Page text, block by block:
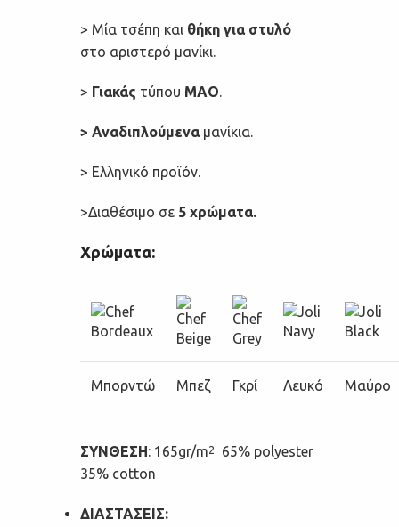
> Μία τσέπη και θήκη για στυλό
στο αριστερό μανίκι.
> Γιακάς τύπου ΜΑΟ.
> Αναδιπλούμεναμανίκια.
> Ελληνικό προϊόν.
>Διαθέσιμο σε 5 χρώματα.
Χρώματα:
Μπορντώ Μπεζ Γκρί Λευκό Μαύρο
ΣΥΝΘΕΣΗ: 165gr/m2
65% polyester
35% cotton
ΔΙΑΣΤΑΣΕΙΣ: